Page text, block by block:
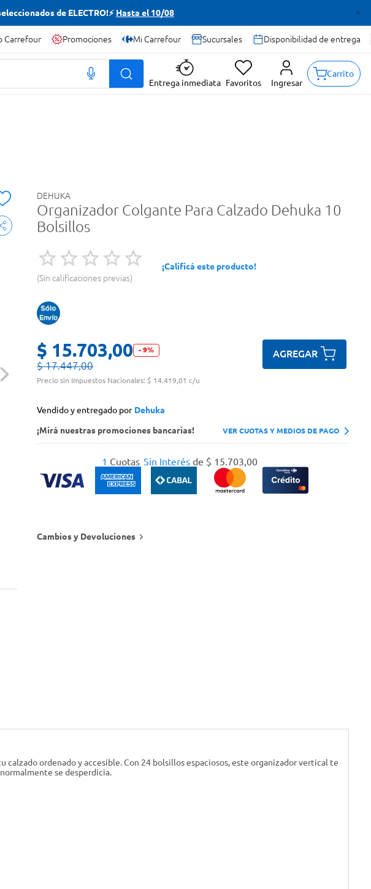
de ELECTRO!⚡ Hasta el 10/08
Carrefour Promociones Mi Carrefour Sucursales Disponibilidad de entrega
Entrega inmediata Favoritos Ingresar
Carrito
DEHUKA
Organizador Colgante Para Calzado Dehuka 10
Bolsillos
Sin calificaciones previas
¡Calificá este producto!
$ 15.703,00 -9%
$ 17.447,00
Precio sin Impuestos Nacionales: $ 14.419,01 c/u
AGREGAR
Vendido y entregado por Dehuka
¡Mirá nuestras promociones bancarias! VER CUOTAS Y MEDIOS DE PAGO
1 Cuotas Sin Interésde $ 15.703,00
Cambios y Devoluciones
ordenado y accesible. Con 24 bolsillos espaciosos, este organizador vertical te
se desperdicia.